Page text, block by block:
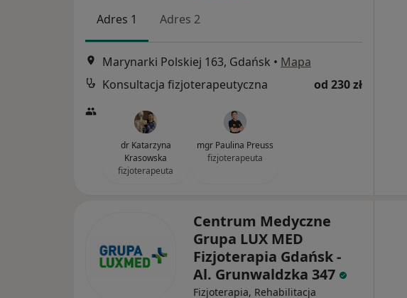
Adres 1 Adres 2
Marynarki Polskiej 163, Gdańsk • Mapa
Konsultacja fizjoterapeutyczna
od 230 zł
dr Katarzyna
Krasowska
fizjoterapeuta
mgr Paulina Preuss
fizjoterapeuta
Centrum Medyczne
Grupa LUX MED
Fizjoterapia Gdańsk -
Al. Grunwaldzka 347
Fizjoterapia, Rehabilitacja